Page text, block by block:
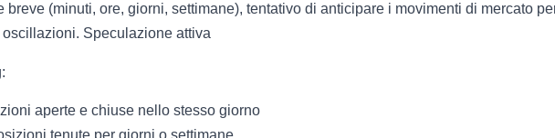
breve (minuti, ore, giorni, settimane), tentativo di anticipare i movimenti di mercato
Speculazione attiva
aperte e chiuse nello stesso giorno
tenute per giorni o settimane